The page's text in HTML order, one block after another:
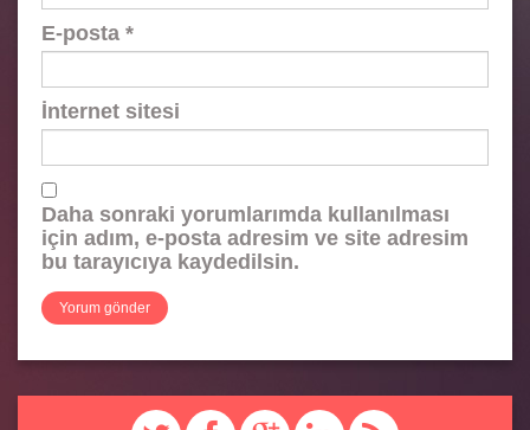
E-posta *
İnternet sitesi
Daha sonraki yorumlarımda kullanılması
için adım, e-posta adresim ve site adresim
bu tarayıcıya kaydedilsin.